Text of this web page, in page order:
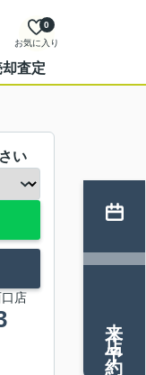
お気に入り
0
査定
い
店
来店予約